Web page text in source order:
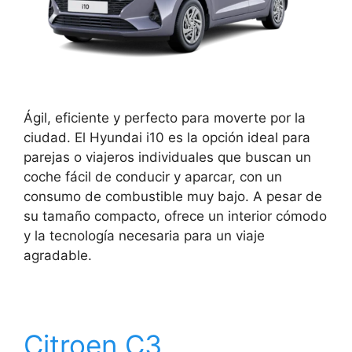
Ágil, eficiente y perfecto para moverte por la
ciudad. El Hyundai i10 es la opción ideal para
parejas o viajeros individuales que buscan un
coche fácil de conducir y aparcar, con un
consumo de combustible muy bajo. A pesar de
su tamaño compacto, ofrece un interior cómodo
y la tecnología necesaria para un viaje
agradable.
Citroen C3